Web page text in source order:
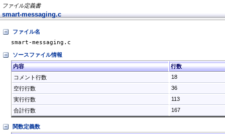
ファイル定義書
smart-messaging.c
ファイル名
smart-messaging.c
ソースファイル情報
内容
行数
コメント行数
18
空行行数
36
実行行数
113
合計行数
167
関数定義数